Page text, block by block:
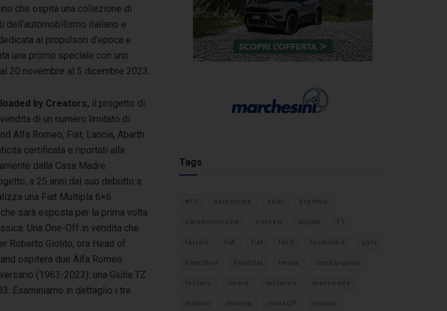
che ospita una collezione di
dell’automobilismo italiano e
ai propulsori d’epoca e
una promo speciale con uno
20 novembre al 5 dicembre 2023.
by Creators, il progetto di
di un numero limitato di
Alfa Romeo, Fiat, Lancia, Abarth:
certificata e riportati alla
dalla Casa Madre.
a 25 anni dal suo debutto a
una Fiat Multipla 6×6
sarà esposta per la prima volta
Una One-Off in vendita che
Roberto Giolito, ora Head of
ospiterà due Alfa Romeo
(1963-2023): una Giulia TZ
Esaminiamo in dettaglio i tre
Tags
#F1 anteprima audi brembo
caratteristiche citroen ducati F1
ferrari FIA fiat ford formula E gara
hamilton hyundai imola lamborghini
leclerc libere mclaren mercedes
milano monza motoGP nissan